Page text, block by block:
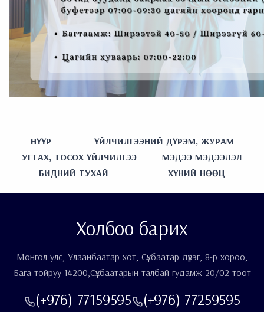
НҮҮР
ҮЙЛЧИЛГЭЭНИЙ ДҮРЭМ, ЖУРАМ
УГТАХ, ТОСОХ ҮЙЛЧИЛГЭЭ
МЭДЭЭ МЭДЭЭЛЭЛ
БИДНИЙ ТУХАЙ
ХҮНИЙ НӨӨЦ
Холбоо барих
Монгол улс, Улаанбаатар хот, Сүхбаатар дүүрэг, 8-р хороо,
Бага тойруу 14200,Сүхбаатарын талбай гудамж 20/02 тоот
(+976) 77159595 (+976) 77259595